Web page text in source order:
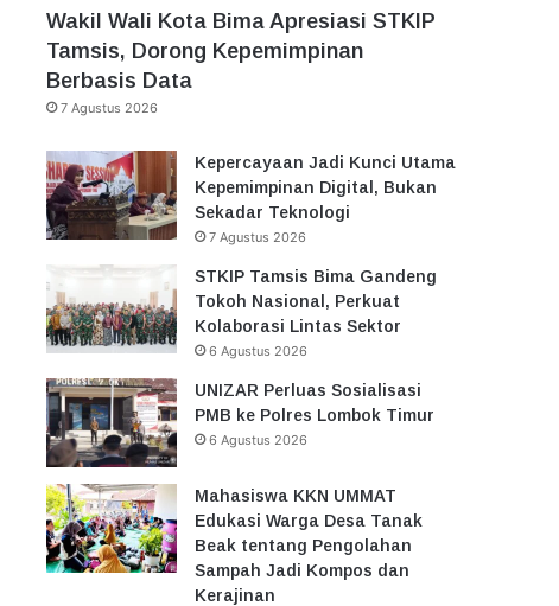
Wakil Wali Kota Bima Apresiasi STKIP
Tamsis, Dorong Kepemimpinan
Berbasis Data
7 Agustus 2026
Kepercayaan Jadi Kunci Utama
Kepemimpinan Digital, Bukan
Sekadar Teknologi
7 Agustus 2026
STKIP Tamsis Bima Gandeng
Tokoh Nasional, Perkuat
Kolaborasi Lintas Sektor
6 Agustus 2026
UNIZAR Perluas Sosialisasi
PMB ke Polres Lombok Timur
6 Agustus 2026
Mahasiswa KKN UMMAT
Edukasi Warga Desa Tanak
Beak tentang Pengolahan
Sampah Jadi Kompos dan
Kerajinan